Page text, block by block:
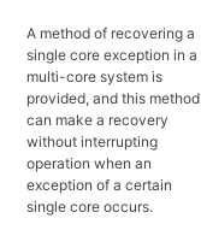
A method of recovering a
single core exception in a
multi-core system is
provided, and this method
can make a recovery
without interrupting
operation when an
exception of a certain
single core occurs.